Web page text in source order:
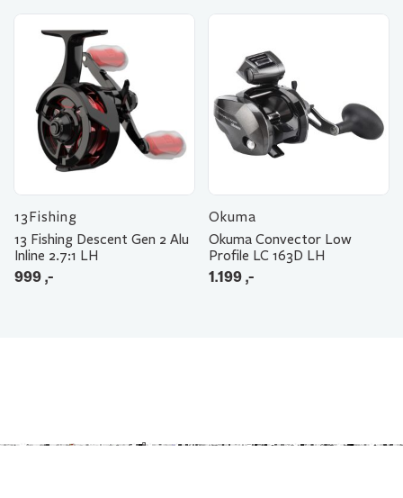
13Fishing
13 Fishing Descent Gen 2 Alu
Inline 2.7:1 LH
999,-
Okuma
Okuma Convector Low
Profile LC 163D LH
1.199,-